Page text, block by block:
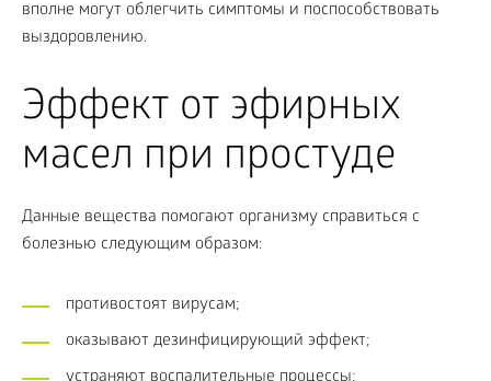
вполне могут облегчить симптомы и поспособствовать
выздоровлению.
Эффект от эфирных
масел при простуде
Данные вещества помогают организму справиться с
болезнью следующим образом:
противостоят вирусам;
оказывают дезинфицирующий эффект;